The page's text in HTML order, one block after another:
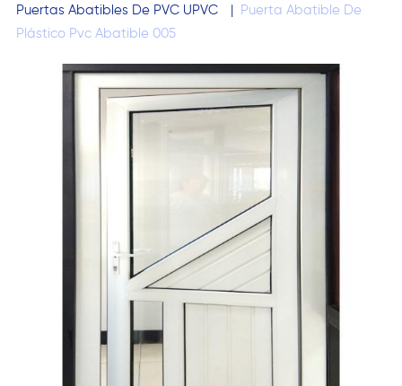
Puertas Abatibles De PVC UPVC
|
Puerta Abatible De
Plástico Pvc Abatible 005